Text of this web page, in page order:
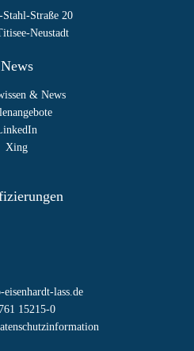
Straße 20
Neustadt
News
& News
Xing
lass.de
15215-0